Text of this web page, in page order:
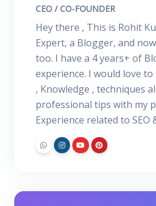
CEO / CO-FOUNDER
Hey there , This is Rohit
Expert, a Blogger, and
too. I have a 4 years+ of
experience. I would love
, Knowledge , techniques
professional tips with my
Experience related to SEO